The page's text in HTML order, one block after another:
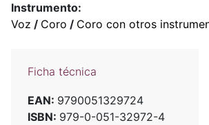
Instrumento:
Voz / Coro / Coro con otros
Ficha técnica
EAN: 9790051329724
ISBN: 979-0-051-32972-4